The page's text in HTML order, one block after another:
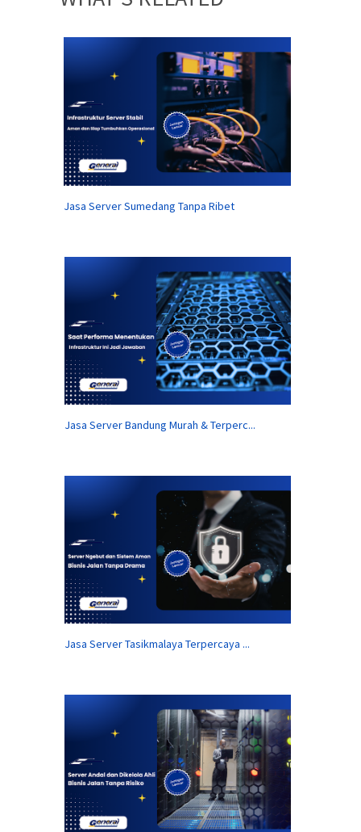
Jasa Server Sumedang Tanpa Ribet
Jasa Server Bandung Murah & Terperc...
Jasa Server Tasikmalaya Terpercaya ...